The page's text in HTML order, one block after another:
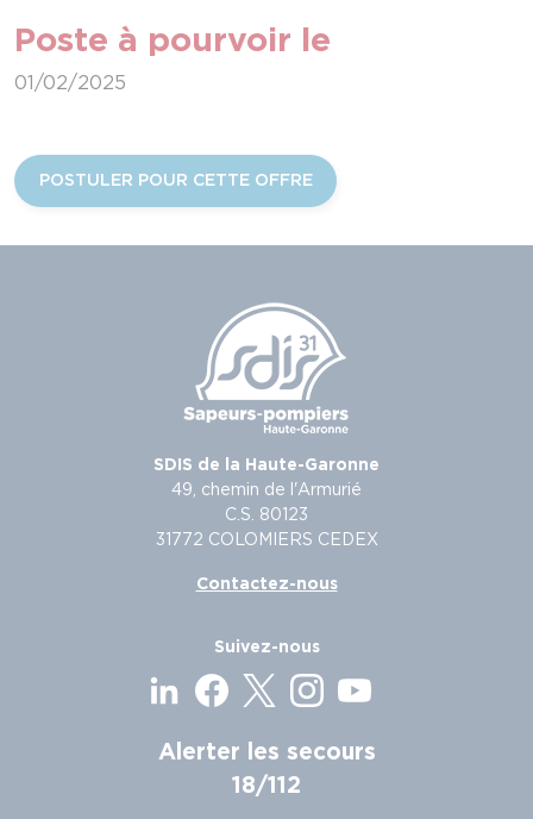
Poste à pourvoir le
01/02/2025
POSTULER POUR CETTE OFFRE
SDIS de la Haute-Garonne
49, chemin de l'Armurié
C.S. 80123
31772 COLOMIERS CEDEX
Contactez-nous
Suivez-nous
Alerter les secours
18/112